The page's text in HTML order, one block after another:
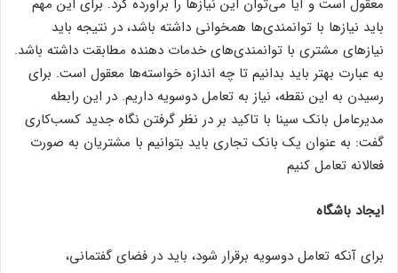
معقول است و آیا می‌توان این نیاز‌ها را برآورده کرد. برای این مهم
باید نیاز‌ها با توانمندی‌ها همخوانی داشته باشد، در نتیجه باید
نیاز‌های مشتری با توانمندی‌های خدمات دهنده مطابقت داشته باشد.
به عبارت بهتر باید بدانیم تا چه اندازه خواسته‌ها معقول است. برای
رسیدن به این نقطه، نیاز به تعامل دوسویه داریم. در این رابطه
مدیرعامل بانک سینا با تاکید بر در نظر گرفتن نگاه جدید کسب‌کاری
گفت: به عنوان یک بانک تجاری باید بتوانیم با مشتریان به صورت
فعالانه تعامل کنیم
ایجاد باشگاه
برای آنکه تعامل دوسویه برقرار شود، باید در فضای گفتمانی،